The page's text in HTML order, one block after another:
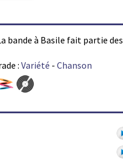
bande à Basile fait partie des
: Variété - Chanson